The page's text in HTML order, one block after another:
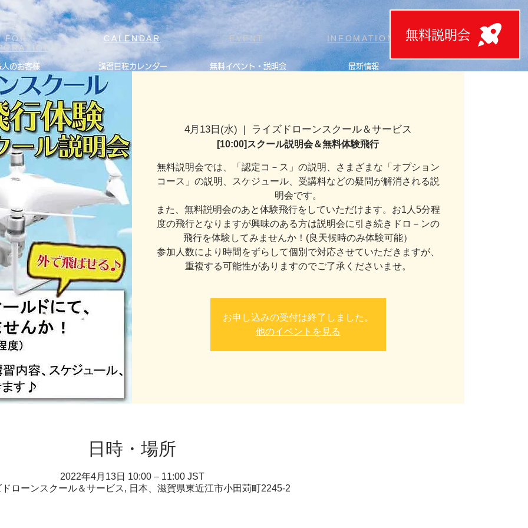
無料説明会
FOR
CALENDAR EVENT INFOMATION
人のお客様 講習日程カレンダー 無料イベント・説明会 最新情報
4月13日(水) ライズドローンスクール＆サービス
[10:00]スクール説明会＆無料体験飛行
無料説明会では、「認定コ－ス」の説明、さまざまな「オプション
コース」の説明、スケジュール、受講料などの疑問が解消される説
明会です。
また、無料説明会のあと体験飛行をしていただけます。お1人5分程
度の飛行となりますが興味のある方は説明会に引き続きドロ－ンの
飛行を体験してみませんか！(良天候時のみ体験可能）
参加人数により時間をずらして個別で対応させていただきますが、
重複する可能性がありますのでご了承くださいませ。
お申し込みの受付は終了しました。
他のイベントを見る
日時・場所
2022年4月13日 10:00 – 11:00 JST
ローンスクール＆サービス, 日本、滋賀県東近江市小田苅町2245-2